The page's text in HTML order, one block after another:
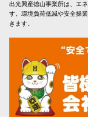
出光興産徳山事業所は、エ
す。環境負荷低減や安全操
きます。